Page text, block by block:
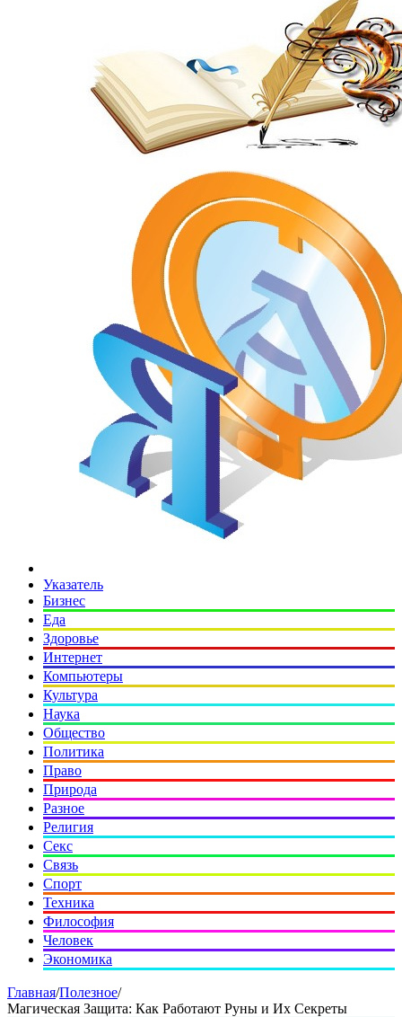
Указатель
Бизнес
Еда
Здоровье
Интернет
Компьютеры
Культура
Наука
Общество
Политика
Право
Природа
Разное
Религия
Секс
Связь
Спорт
Техника
Философия
Человек
Экономика
Главная/Полезное/
Магическая Защита: Как Работают Руны и Их Секреты